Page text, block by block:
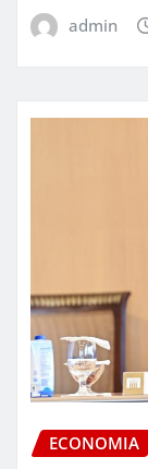
admin
ECONOMIA